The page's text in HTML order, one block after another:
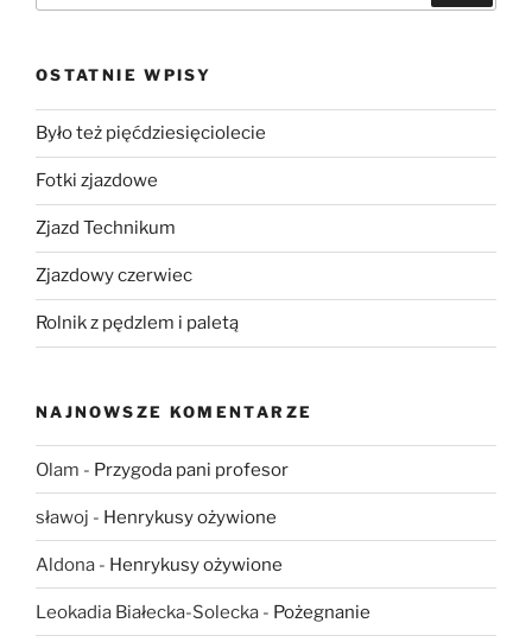
OSTATNIE WPISY
Było też pięćdziesięciolecie
Fotki zjazdowe
Zjazd Technikum
Zjazdowy czerwiec
Rolnik z pędzlem i paletą
NAJNOWSZE KOMENTARZE
Olam - Przygoda pani profesor
sławoj - Henrykusy ożywione
Aldona - Henrykusy ożywione
Leokadia Białecka-Solecka - Pożegnanie